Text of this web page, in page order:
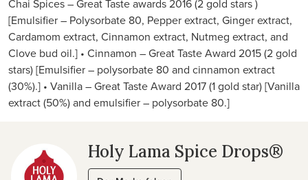
Chai Spices – Great Taste awards 2016 (2 gold stars )
[Emulsifier – Polysorbate 80, Pepper extract, Ginger extract,
Cardamom extract, Cinnamon extract, Nutmeg extract, and
Clove bud oil.] • Cinnamon – Great Taste Award 2015 (2 gold
stars) [Emulsifier – polysorbate 80 and cinnamon extract
(30%).] • Vanilla – Great Taste Award 2017 (1 gold star) [Vanilla
extract (50%) and emulsifier – polysorbate 80.]
Holy Lama Spice Drops®